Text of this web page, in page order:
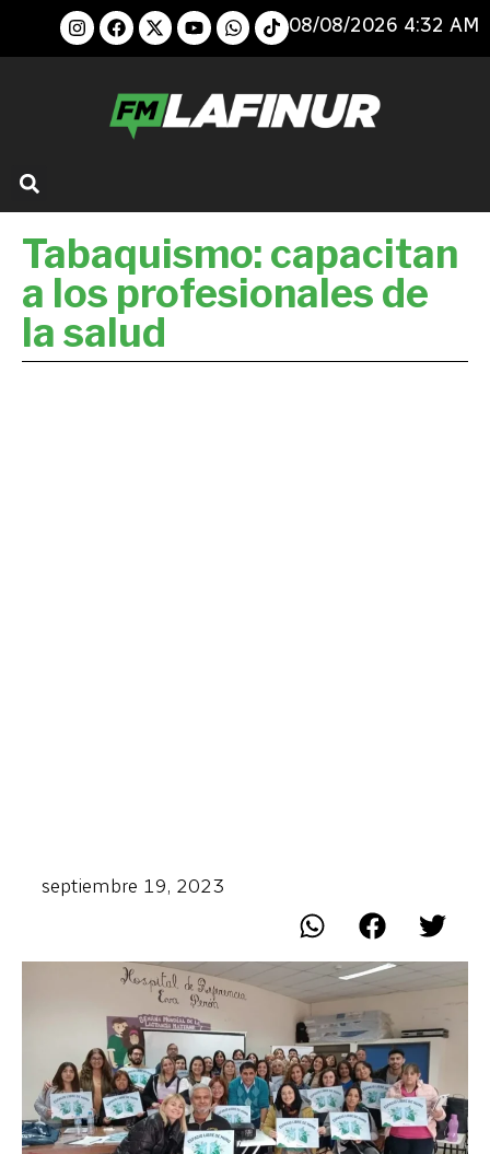
08/08/2026 4:32 AM
Tabaquismo: capacitan
a los profesionales de
la salud
septiembre 19, 2023